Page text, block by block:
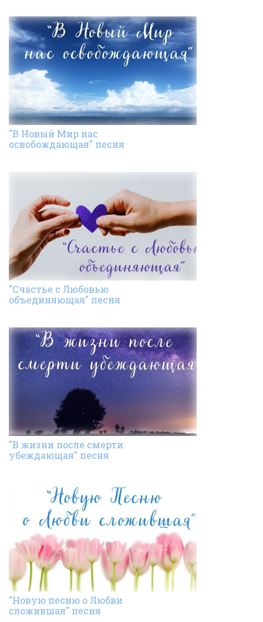
"В Новый Мир нас
освобождающая" песня
"Счастье с Любовью
объединяющая" песня
"В жизни после смерти
убеждающая" песня
"Новую песню о Любви
сложившая" песня